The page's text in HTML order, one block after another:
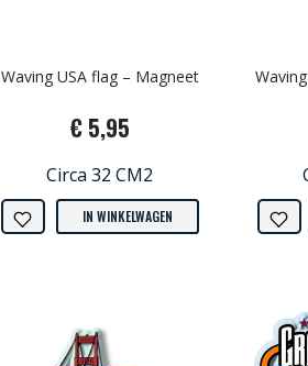
Waving USA flag – Magneet
€ 5,95
Circa 32 CM2
IN WINKELWAGEN